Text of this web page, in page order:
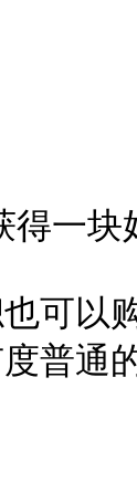
得一
可以
普通